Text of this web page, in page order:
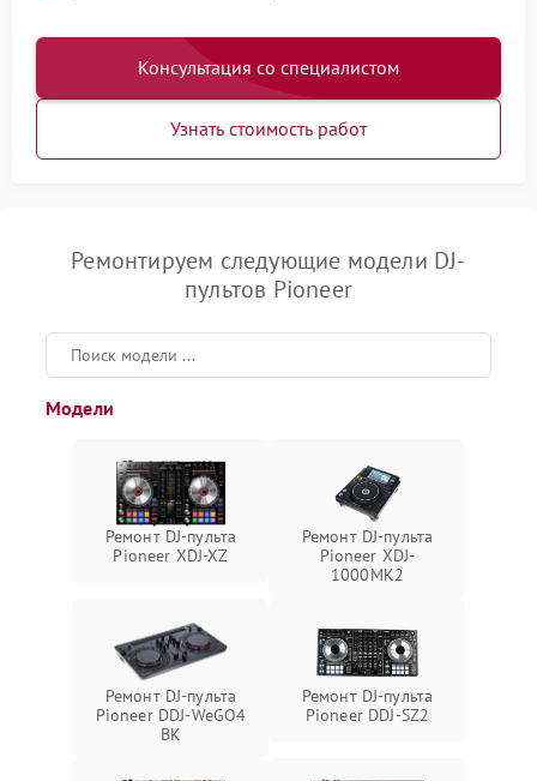
Консультация со специалистом
Узнать стоимость работ
Ремонтируем следующие модели DJ-
пультов Pioneer
Модели
Ремонт DJ-пульта
Pioneer XDJ-XZ
Ремонт DJ-пульта
Pioneer XDJ-
1000MK2
Ремонт DJ-пульта
Pioneer DDJ-WeGO4
BK
Ремонт DJ-пульта
Pioneer DDJ-SZ2